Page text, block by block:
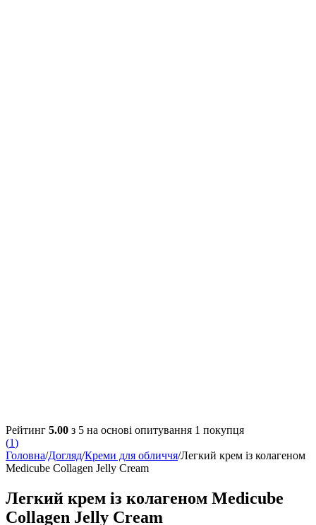
Рейтинг 5.00 з 5 на основі опитування 1 покупця
(1)
Головна/Догляд/Креми для обличчя/Легкий крем із колагеном
Medicube Collagen Jelly Cream
Легкий крем із колагеном Medicube
Collagen Jelly Cream